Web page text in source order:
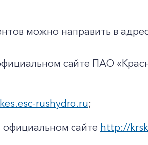
можно направить в
сайте ПАО
rushydro.ru;
официальном сайте http://